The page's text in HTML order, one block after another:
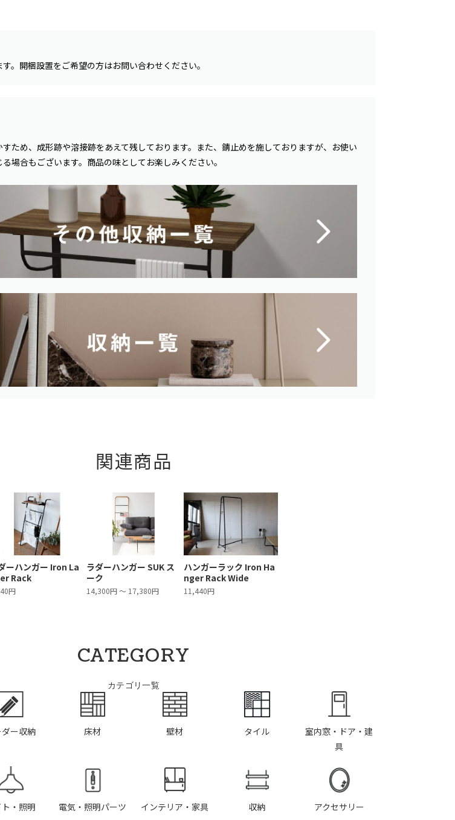
。開梱設置をご希望の方はお問い合わせください。
ため、成形跡や溶接跡をあえて残しております。また、錆止めを施しておりますが、お使い
場合もございます。商品の味としてお楽しみください。
関連商品
ーハンガー Iron La
Rack
円
ラダーハンガー SUK ス
ーク
14,300円 ～ 17,380円
ハンガーラック Iron Ha
nger Rack Wide
11,440円
CATEGORY
カテゴリ一覧
ー収納 床材 壁材 タイル
室内窓・ドア・建
具
・照明 電気・照明パーツ インテリア・家具 収納 アクセサリー